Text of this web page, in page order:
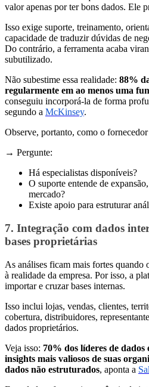
valor apenas por ter bons dados. Ele
Isso exige suporte, treinamento,
capacidade de traduzir dúvidas de
Do contrário, a ferramenta acaba
subutilizado.
Não subestime essa realidade: 88%
regularmente em ao menos uma
conseguiu incorporá-la de forma
segundo a McKinsey.
Observe, portanto, como o
→ Pergunte:
Há especialistas disponíveis?
O suporte entende de
mercado?
Existe apoio para estruturar
7. Integração com dados
bases proprietárias
As análises ficam mais fortes quando
à realidade da empresa. Por isso, a
importar e cruzar bases internas.
Isso inclui lojas, vendas, clientes,
cobertura, distribuidores,
dados proprietários.
Veja isso: 70% dos líderes de
insights mais valiosos de suas
dados não estruturados, aponta a